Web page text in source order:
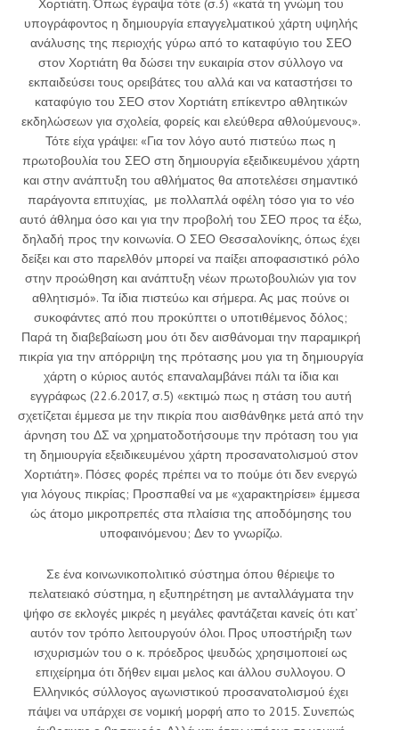
Χορτιάτη. Όπως έγραψα τότε (σ.3) «κατά τη γνώμη του
υπογράφοντος η δημιουργία επαγγελματικού χάρτη υψηλής
ανάλυσης της περιοχής γύρω από το καταφύγιο του ΣΕΟ
στον Χορτιάτη θα δώσει την ευκαιρία στον σύλλογο να
εκπαιδεύσει τους ορειβάτες του αλλά και να καταστήσει το
καταφύγιο του ΣΕΟ στον Χορτιάτη επίκεντρο αθλητικών
εκδηλώσεων για σχολεία, φορείς και ελεύθερα αθλούμενους».
Τότε είχα γράψει: «Για τον λόγο αυτό πιστεύω πως η
πρωτοβουλία του ΣΕΟ στη δημιουργία εξειδικευμένου χάρτη
και στην ανάπτυξη του αθλήματος θα αποτελέσει σημαντικό
παράγοντα επιτυχίας, με πολλαπλά οφέλη τόσο για το νέο
αυτό άθλημα όσο και για την προβολή του ΣΕΟ προς τα έξω,
δηλαδή προς την κοινωνία. Ο ΣΕΟ Θεσσαλονίκης, όπως έχει
δείξει και στο παρελθόν μπορεί να παίξει αποφασιστικό ρόλο
στην προώθηση και ανάπτυξη νέων πρωτοβουλιών για τον
αθλητισμό». Τα ίδια πιστεύω και σήμερα. Ας μας πούνε οι
συκοφάντες από που προκύπτει ο υποτιθέμενος δόλος;
Παρά τη διαβεβαίωση μου ότι δεν αισθάνομαι την παραμικρή
πικρία για την απόρριψη της πρότασης μου για τη δημιουργία
χάρτη ο κύριος αυτός επαναλαμβάνει πάλι τα ίδια και
εγγράφως (22.6.2017, σ.5) «εκτιμώ πως η στάση του αυτή
σχετίζεται έμμεσα με την πικρία που αισθάνθηκε μετά από την
άρνηση του ΔΣ να χρηματοδοτήσουμε την πρόταση του για
τη δημιουργία εξειδικευμένου χάρτη προσανατολισμού στον
Χορτιάτη». Πόσες φορές πρέπει να το πούμε ότι δεν ενεργώ
για λόγους πικρίας; Προσπαθεί να με «χαρακτηρίσει» έμμεσα
ώς άτομο μικροπρεπές στα πλαίσια της αποδόμησης του
υποφαινόμενου; Δεν το γνωρίζω.
Σε ένα κοινωνικοπολιτικό σύστημα όπου θέριεψε το
πελατειακό σύστημα, η εξυπηρέτηση με ανταλλάγματα την
ψήφο σε εκλογές μικρές η μεγάλες φαντάζεται κανείς ότι κατ’
αυτόν τον τρόπο λειτουργούν όλοι. Προς υποστήριξη των
ισχυρισμών του ο κ. πρόεδρος ψευδώς χρησιμοποιεί ως
επιχείρημα ότι δήθεν ειμαι μελος και άλλου συλλογου. Ο
Ελληνικός σύλλογος αγωνιστικού προσανατολισμού έχει
πάψει να υπάρχει σε νομική μορφή απο το 2015. Συνεπώς